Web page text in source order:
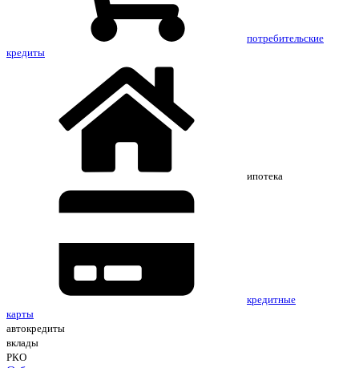
потребительские
кредиты
ипотека
кредитные
карты
автокредиты
вклады
РКО